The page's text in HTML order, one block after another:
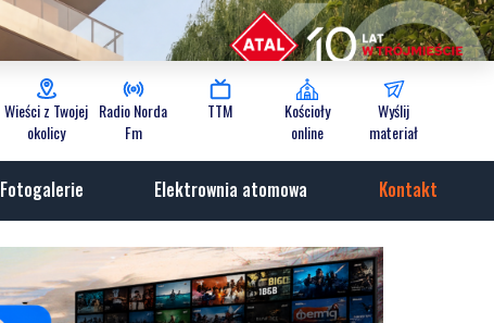
Wieści z Twojej
okolicy
Radio Norda
Fm
TTM
Kościoły
online
Wyślij
materiał
Fotogalerie Elektrownia atomowa Kontakt